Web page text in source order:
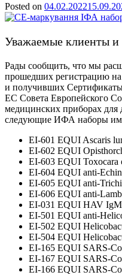
Posted on 04.02.2022
Уважаемые клиенты и
Рады сообщить, что мы
прошедших регистрацию
и получивших Сертификаты
ЕС Совета Европейского
медицинских приборах
следующие ИФА наборы
EI-601 EQUI Ascaris
EI-602 EQUI
EI-603 EQUI Toxocara
EI-604 EQUI anti-
EI-605 EQUI anti-
EI-606 EQUI anti-
EI-031 EQUI HAV IgM
EI-501 EQUI anti-
EI-502 EQUI
EI-504 EQUI
EI-165 EQUI SARS-
EI-167 EQUI SARS-
EI-166 EQUI SARS-